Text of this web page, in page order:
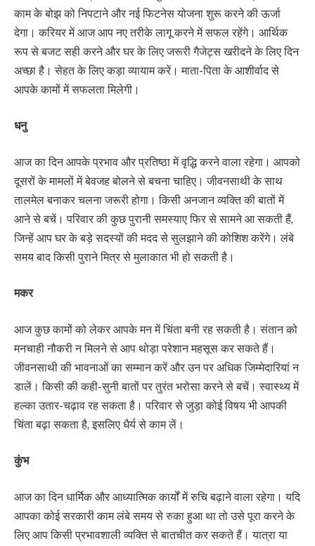
काम के बोझ को निपटाने और नई फिटनेस योजना शुरू करने की ऊर्जा
देगा। करियर में आज आप नए तरीके लागू करने में सफल रहेंगे। आर्थिक
रूप से बजट सही करने और घर के लिए जरूरी गैजेट्स खरीदने के लिए दिन
अच्छा है। सेहत के लिए कड़ा व्यायाम करें। माता-पिता के आशीर्वाद से
आपके कामों में सफलता मिलेगी।
धनु
आज का दिन आपके प्रभाव और प्रतिष्ठा में वृद्धि करने वाला रहेगा। आपको
दूसरों के मामलों में बेवजह बोलने से बचना चाहिए। जीवनसाथी के साथ
तालमेल बनाकर चलना जरूरी होगा। किसी अनजान व्यक्ति की बातों में
आने से बचें। परिवार की कुछ पुरानी समस्याए फिर से सामने आ सकती हैं,
जिन्हें आप घर के बड़े सदस्यों की मदद से सुलझाने की कोशिश करेंगे। लंबे
समय बाद किसी पुराने मित्र से मुलाकात भी हो सकती है।
मकर
आज कुछ कामों को लेकर आपके मन में चिंता बनी रह सकती है। संतान को
मनचाही नौकरी न मिलने से आप थोड़ा परेशान महसूस कर सकते हैं।
जीवनसाथी की भावनाओं का सम्मान करें और उन पर अधिक जिम्मेदारियां न
डालें। किसी की कही-सुनी बातों पर तुरंत भरोसा करने से बचें। स्वास्थ्य में
हल्का उतार-चढ़ाव रह सकता है। परिवार से जुड़ा कोई विषय भी आपकी
चिंता बढ़ा सकता है, इसलिए धैर्य से काम लें।
कुंभ
आज का दिन धार्मिक और आध्यात्मिक कार्यों में रुचि बढ़ाने वाला रहेगा। यदि
आपका कोई सरकारी काम लंबे समय से रुका हुआ था तो उसे पूरा करने के
लिए आप किसी प्रभावशाली व्यक्ति से बातचीत कर सकते हैं। यात्रा या